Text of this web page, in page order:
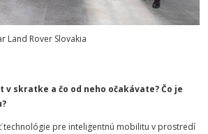
Land Rover Slovakia
skratke a čo od neho očakávate? Čo je
technológie pre inteligentnú mobilitu v prostredí